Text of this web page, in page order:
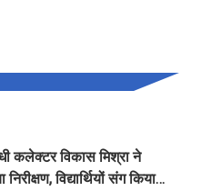
कलेक्टर विकास मिश्रा ने
विद्यार्थियों संग किया